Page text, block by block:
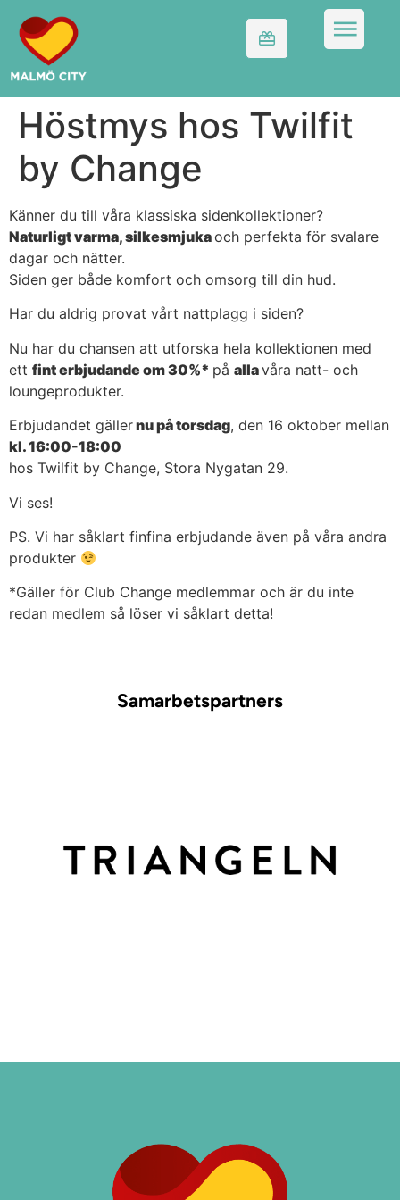
Höstmys hos Twilfit
by Change
Känner du till våra klassiska sidenkollektioner?
Naturligt varma, silkesmjukaoch perfekta för svalare
dagar och nätter.
Siden ger både komfort och omsorg till din hud.
Har du aldrig provat vårt nattplagg i siden?
Nu har du chansen att utforska hela kollektionen med
ett fint erbjudande om 30%* på allavåra natt- och
loungeprodukter.
Erbjudandet gällernu på torsdag, den 16 oktober mellan
kl. 16:00-18:00
hos Twilfit by Change, Stora Nygatan 29.
Vi ses!
PS. Vi har såklart finfina erbjudande även på våra andra
produkter
*Gäller för Club Change medlemmar och är du inte
redan medlem så löser vi såklart detta!
Samarbetspartners